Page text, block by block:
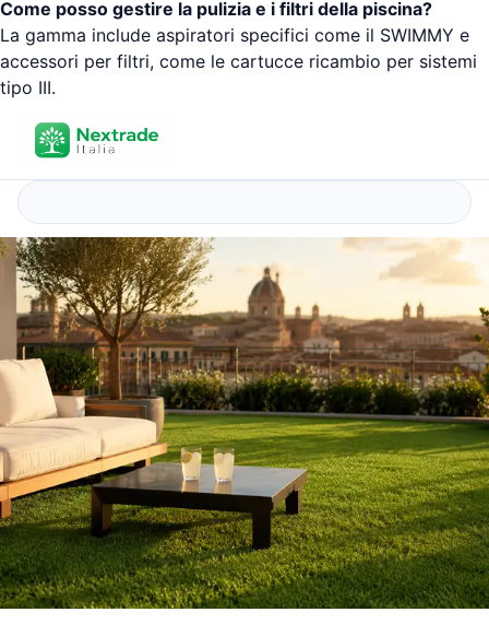
Come posso gestire la pulizia e i filtri della piscina?
La gamma include aspiratori specifici come il SWIMMY e
accessori per filtri, come le cartucce ricambio per sistemi
tipo III.